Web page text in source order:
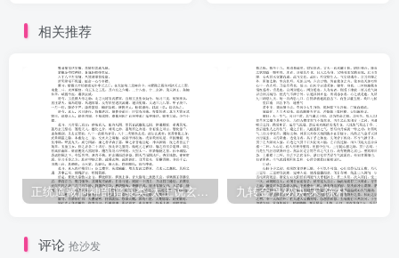
災厄妄生，卜决憂忌，皆見八方四面、並有下官故炁，疫癘鬼兵，八
部魔邪，暴害良善。門門唯開哭屍之響，不聞雅樂之音。大小哀哉，
枉遭者眾。耳開目見，非是吉祥。某等日夜驚惶，無方投趣。伏聞老
君設教，授與仙真，下傳凡俗，大解妙法，殺鬼生人。今於當處結
壇，奉默酒脯，祠五帝之具，占得九章。今日吉良，宿得天詹。明如
日月，比於三光。百味雜馔，不敢先营。清酒泽脯，甘美甚香。帝君
受簪，賜福無量。七祖生天，解釋禍殃，逍遙雅樂，位等仙王。生人
塗，免墮鹱渴。長辭劍樹寒冰鐵床，不見铜柱牛頭阿傍。瘟疫疾病，
相关推荐
九转金丹秘诀-宋-陈朴
评论 抢沙发